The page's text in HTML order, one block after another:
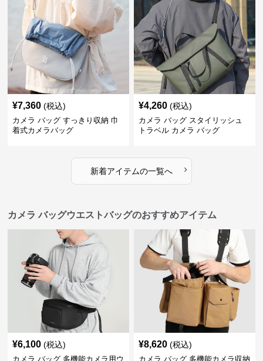
¥7,360 (税込)
カメラ バッグ すっきり収納 巾
着式カメラバッグ
¥4,260 (税込)
カメラ バッグ スタイリッシュ
トラベル カメラ バッグ
新着アイテムの一覧へ ›
カメラ バッグウエストバッグのおすすめアイテム
¥6,100 (税込)
カメラ バッグ 多機能カメラ用ウ
¥8,620 (税込)
カメラ バッグ 多機能カメラ収納